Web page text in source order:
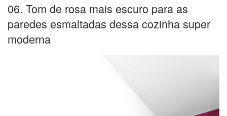
06. Tom de rosa mais escuro para as
paredes esmaltadas dessa cozinha super
moderna